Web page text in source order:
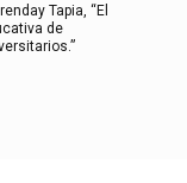
Tapia, “El
de